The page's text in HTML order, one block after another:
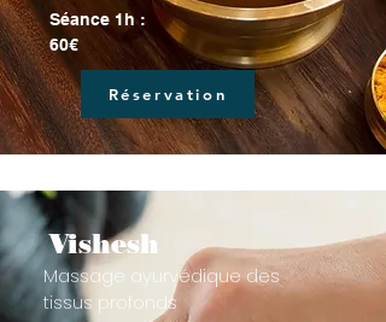
Séance 1h :
60€
Réservation
Vishesh
Massage ayurvédique des
tissus profonds